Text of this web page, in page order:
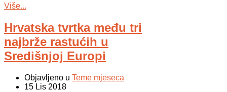
Više...
Hrvatska tvrtka među tri
najbrže rastućih u
Središnjoj Europi
Objavljeno u Teme mjeseca
15 Lis 2018